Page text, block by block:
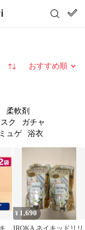
並び替え
柔軟剤
ク
ガチャ
ミュゲ 浴衣
¥ 1,690
IROKA ネイキッドリリ